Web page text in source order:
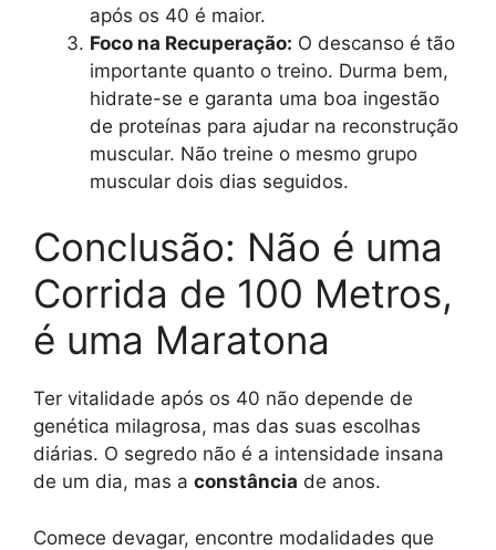
após os 40 é maior.
Foco na Recuperação: O descanso é tão
importante quanto o treino. Durma bem,
hidrate-se e garanta uma boa ingestão
de proteínas para ajudar na reconstrução
muscular. Não treine o mesmo grupo
muscular dois dias seguidos.
Conclusão: Não é uma
Corrida de 100 Metros,
é uma Maratona
Ter vitalidade após os 40 não depende de
genética milagrosa, mas das suas escolhas
diárias. O segredo não é a intensidade insana
de um dia, mas a constância de anos.
Comece devagar, encontre modalidades que